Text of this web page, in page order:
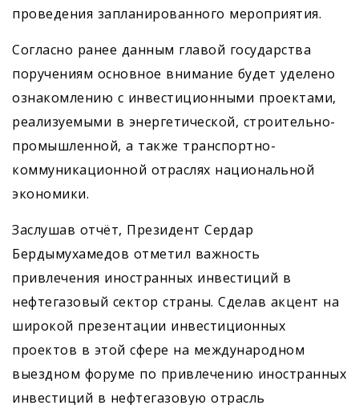
проведения запланированного мероприятия.
Согласно ранее данным главой государства
поручениям основное внимание будет уделено
ознакомлению с инвестиционными проектами,
реализуемыми в энергетической, строительно-
промышленной, а также транспортно-
коммуникационной отраслях национальной
экономики.
Заслушав отчёт, Президент Сердар
Бердымухамедов отметил важность
привлечения иностранных инвестиций в
нефтегазовый сектор страны. Сделав акцент на
широкой презентации инвестиционных
проектов в этой сфере на международном
выездном форуме по привлечению иностранных
инвестиций в нефтегазовую отрасль